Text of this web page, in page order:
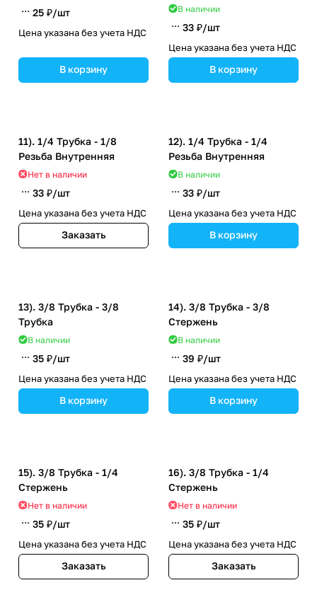
25 ₽/шт
Цена указана без учета НДС
В корзину
В наличии
33 ₽/шт
Цена указана без учета НДС
В корзину
11). 1/4 Трубка - 1/8
Резьба Внутренняя
Нет в наличии
33 ₽/шт
Цена указана без учета НДС
Заказать
12). 1/4 Трубка - 1/4
Резьба Внутренняя
В наличии
33 ₽/шт
Цена указана без учета НДС
В корзину
13). 3/8 Трубка - 3/8
Трубка
В наличии
35 ₽/шт
Цена указана без учета НДС
В корзину
14). 3/8 Трубка - 3/8
Стержень
В наличии
39 ₽/шт
Цена указана без учета НДС
В корзину
15). 3/8 Трубка - 1/4
Стержень
Нет в наличии
35 ₽/шт
Цена указана без учета НДС
Заказать
16). 3/8 Трубка - 1/4
Стержень
Нет в наличии
35 ₽/шт
Цена указана без учета НДС
Заказать